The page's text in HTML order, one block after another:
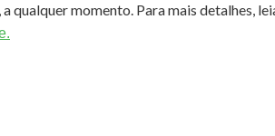
qualquer momento. Para mais detalhes,